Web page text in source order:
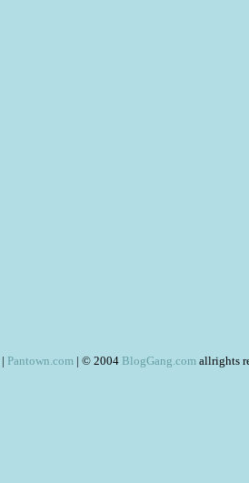
| Pantown.com | © 2004 BlogGang.com allrights